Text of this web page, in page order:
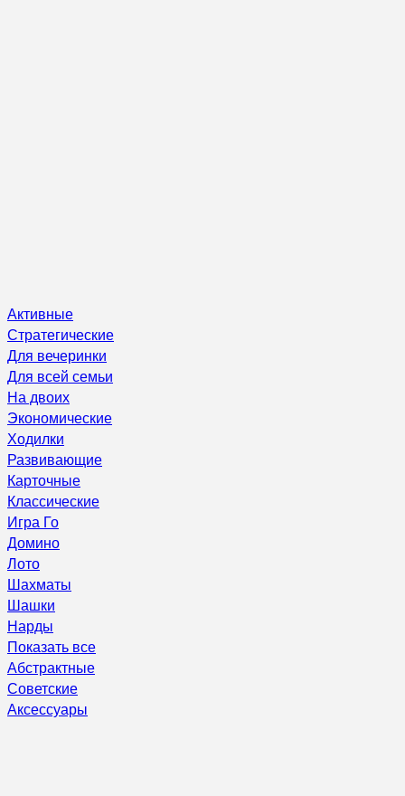
Активные
Стратегические
Для вечеринки
Для всей семьи
На двоих
Экономические
Ходилки
Развивающие
Карточные
Классические
Игра Го
Домино
Лото
Шахматы
Шашки
Нарды
Показать все
Абстрактные
Советские
Аксессуары